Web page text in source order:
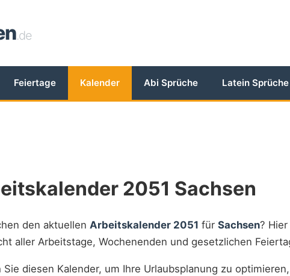
.de
Feiertage Kalender Abi Sprüche Latein Sprüche
2051 Sachsen
den aktuellen Arbeitskalender 2051 für Sachsen?
aller Arbeitstage, Wochenenden und gesetzlichen
Sie diesen Kalender, um Ihre Urlaubsplanung zu